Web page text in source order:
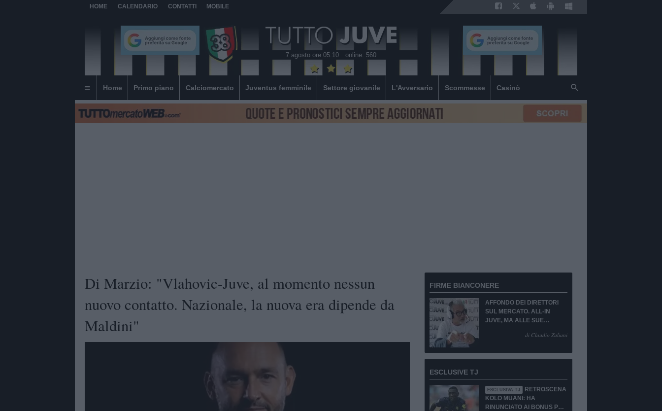
HOME CALENDARIO CONTATTI MOBILE
7 agosto ore 05:10 online: 560
Home Primo piano Calciomercato Juventus femminile Settore giovanile L'Avversario Scommesse Casinò
Di Marzio: "Vlahovic-Juve, al momento nessun
nuovo contatto. Nazionale, la nuova era dipende da
Maldini"
FIRME BIANCONERE
AFFONDO DEI DIRETTORI
SUL MERCATO. ALL-IN
JUVE, MA ALLE SUE
di Claudio Zuliani
ESCLUSIVE TJ
ESCLUSIVA TJ
RETROSCENA
KOLO MUANI: HA
RINUNCIATO AI BONUS PUR